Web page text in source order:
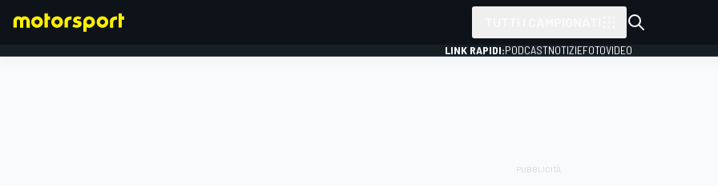
LINK RAPIDI:PODCASTNOTIZIEFOTOVIDEO